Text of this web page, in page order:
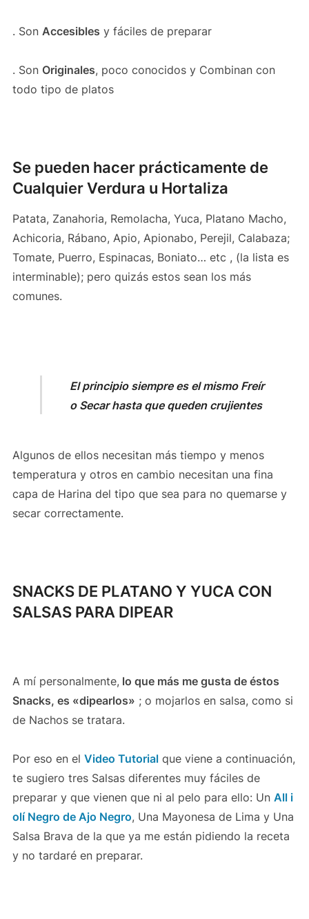
. Son Accesibles y fáciles de preparar
. Son Originales, poco conocidos y Combinan con
todo tipo de platos
Se pueden hacer prácticamente de
Cualquier Verdura u Hortaliza
Patata, Zanahoria, Remolacha, Yuca, Platano Macho,
Achicoria, Rábano, Apio, Apionabo, Perejil, Calabaza;
Tomate, Puerro, Espinacas, Boniato… etc , (la lista es
interminable); pero quizás estos sean los más
comunes.
El principio siempre es el mismo Freír
o Secar hasta que queden crujientes
Algunos de ellos necesitan más tiempo y menos
temperatura y otros en cambio necesitan una fina
capa de Harina del tipo que sea para no quemarse y
secar correctamente.
SNACKS DE PLATANO Y YUCA CON
SALSAS PARA DIPEAR
A mí personalmente, lo que más me gusta de éstos
Snacks, es «dipearlos» ; o mojarlos en salsa, como si
de Nachos se tratara.
Por eso en el Video Tutorialque viene a continuación,
te sugiero tres Salsas diferentes muy fáciles de
preparar y que vienen que ni al pelo para ello: Un All i
olí Negro de Ajo Negro, Una Mayonesa de Lima y Una
Salsa Brava de la que ya me están pidiendo la receta
y no tardaré en preparar.